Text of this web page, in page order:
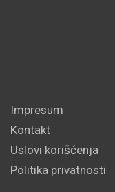
Impresum
Kontakt
Uslovi korišćenja
Politika privatnosti